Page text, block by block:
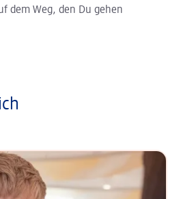
dem Weg, den Du gehen